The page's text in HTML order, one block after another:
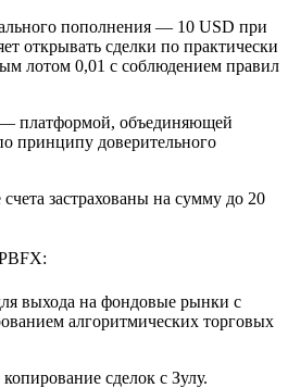
пополнения — 10 USD при
открывать сделки по практически
лотом 0,01 с соблюдением правил
— платформой, объединяющей
принципу доверительного
застрахованы на сумму до 20
выхода на фондовые рынки с
алгоритмических торговых
сделок с Зулу.